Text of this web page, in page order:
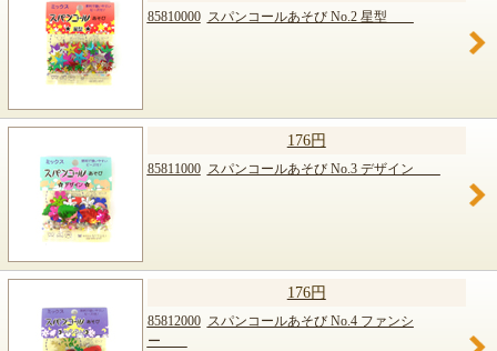
85810000 スパンコールあそび No.2 星型
176円
85811000 スパンコールあそび No.3 デザイン
176円
85812000 スパンコールあそび No.4 ファンシ
ー